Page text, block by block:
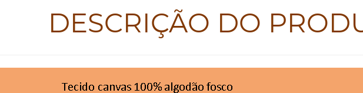
DESCRIÇÃO DO